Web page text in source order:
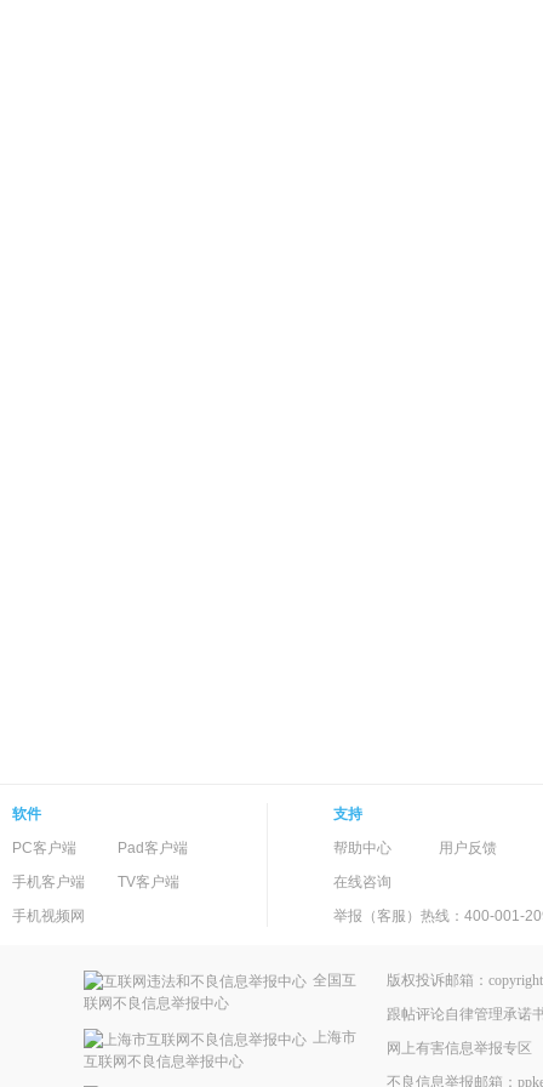
软件
PC客户端
Pad客户端
手机客户端
TV客户端
手机视频网
支持
帮助中心
用户反馈
在线咨询
举报（客服）热线：400-001-
全国互
联网不良信息举报中心
上海市
互联网不良信息举报中心
版权投诉邮箱：
跟帖评论自律管理承诺
网上有害信息举报专区
不良信息举报邮箱：